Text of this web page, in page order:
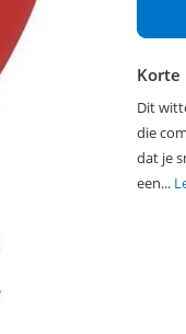
Korte
Dit
die
dat je
een...